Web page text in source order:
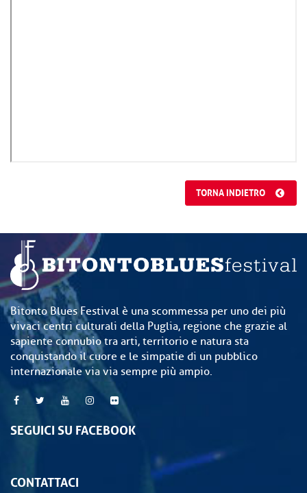
TORNA INDIETRO
Bitonto Blues Festival è una scommessa per uno dei più
vivaci centri culturali della Puglia, regione che grazie al
sapiente connubio tra arti, territorio e natura sta
conquistando il cuore e le simpatie di un pubblico
internazionale via via sempre più ampio.
SEGUICI SU FACEBOOK
CONTATTACI